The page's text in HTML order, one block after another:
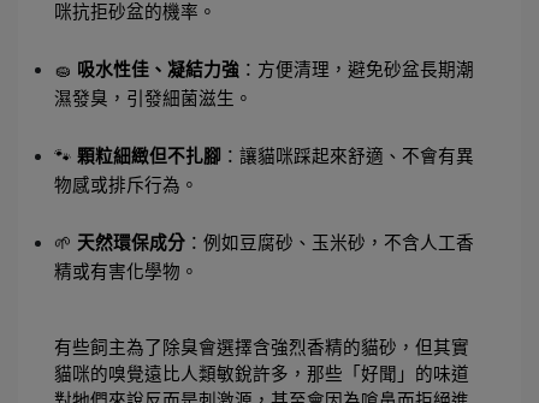
咪抗拒砂盆的機率。
🧽 吸水性佳、凝結力強 ：方便清理，避免砂盆長期潮
濕發臭，引發細菌滋生。
🐾 顆粒細緻但不扎腳 ：讓貓咪踩起來舒適、不會有異
物感或排斥行為。
🌱 天然環保成分 ：例如豆腐砂、玉米砂，不含人工香
精或有害化學物。
有些飼主為了除臭會選擇含強烈香精的貓砂，但其實
貓咪的嗅覺遠比人類敏銳許多，那些「好聞」的味道